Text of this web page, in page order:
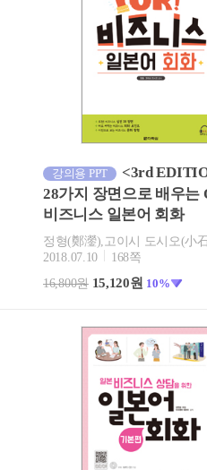
강의용 PPT
<3rd
28가지 장면으로 배우는
비즈니스 일본어 회화
정형(鄭灐),고이시 도시오(小
2018.07.10
168쪽
16,800원 15,120원 10%